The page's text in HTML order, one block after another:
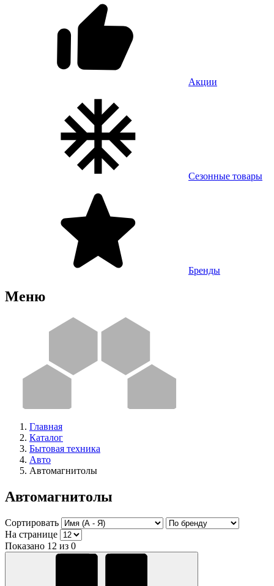
Акции
Сезонные товары
Бренды
Меню
Главная
Каталог
Бытовая техника
Авто
Автомагнитолы
Автомагнитолы
Сортировать
На странице
Показано 12 из 0